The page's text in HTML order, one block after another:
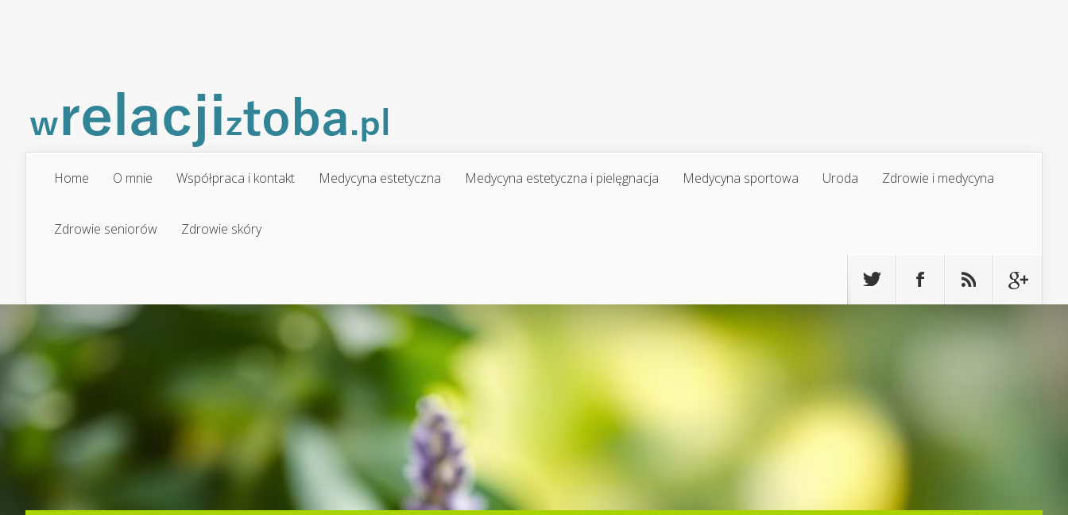
Home O mnie Współpraca i kontakt Medycyna estetyczna Medycyna estetyczna i pielęgnacja Medycyna sportowa Uroda Zdrowie i medycyna
Zdrowie seniorów Zdrowie skóry